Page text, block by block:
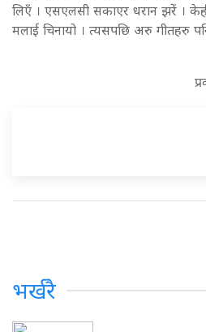
लिएँ । एसएलसी सकाएर धरान झरें ।
मलाई चिनायो । त्यसपछि अरु गीतहरु
भर्खरै